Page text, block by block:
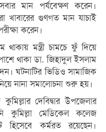
মান পর্যবেক্ষণ করেন।
খাবারের গুণগত মান যাচাই
করেন।
থাকায় মন্ত্রী চামচে ফুঁ দিয়ে
থাকা ডা. জিহাদুল ইসলাম
ঘটনাটির ভিডিও সামাজিক
নানা সমালোচনা শুরু হয়।
দেবিদ্বার উপজেলার
কুমিল্লা মেডিকেল কলেজ
হিসেবে কর্মরত রয়েছেন।